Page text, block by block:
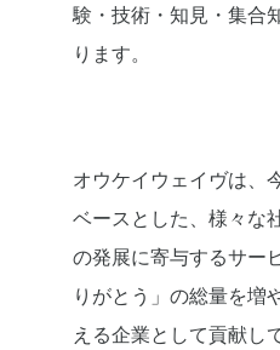
験・技術・知見・集合
ります。
オウケイウェイヴは、
ベースとした、様々な
の発展に寄与するサー
りがとう」の総量を増
える企業として貢献し